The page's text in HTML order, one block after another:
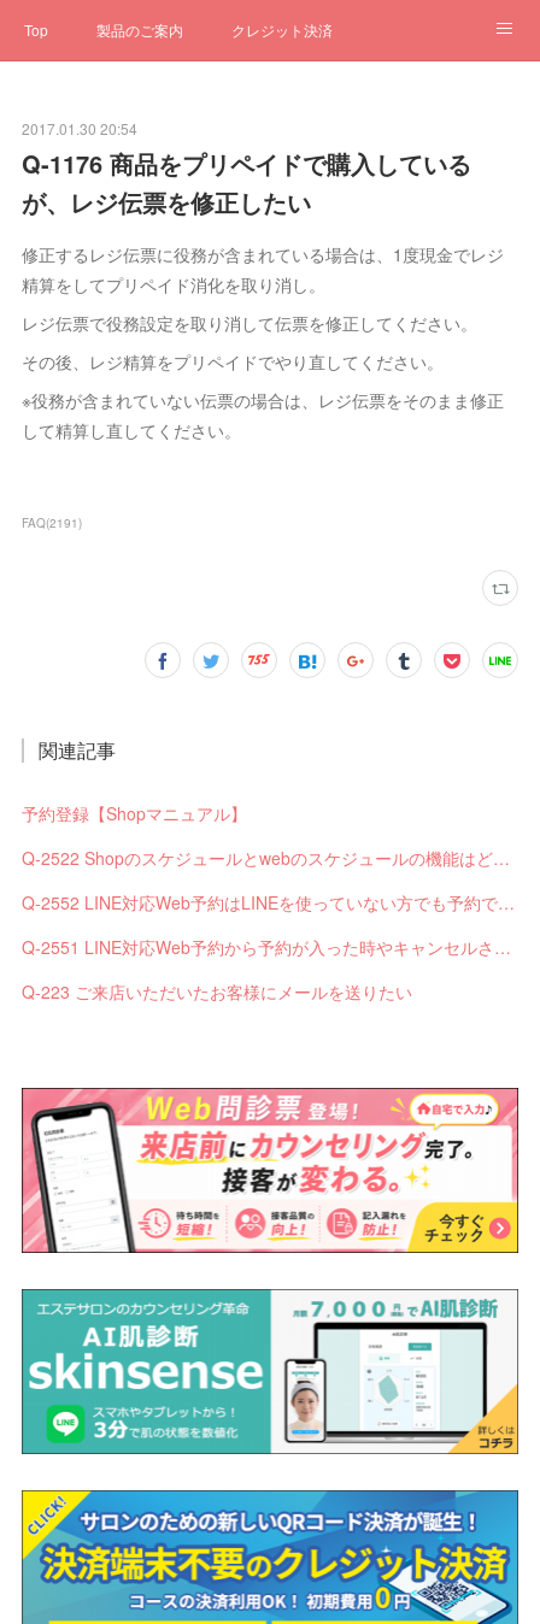
Top 製品のご案内 クレジット決済
ステータス
2017.01.30 20:54
Q-1176 商品をプリペイドで購入している
が、レジ伝票を修正したい
修正するレジ伝票に役務が含まれている場合は、1度現金でレジ
精算をしてプリペイド消化を取り消し。
レジ伝票で役務設定を取り消して伝票を修正してください。
その後、レジ精算をプリペイドでやり直してください。
※役務が含まれていない伝票の場合は、レジ伝票をそのまま修正
して精算し直してください。
FAQ(2191)
関連記事
予約登録【Shopマニュアル】
Q-2522 Shopのスケジュールとwebのスケジュールの機能はどう違いますか？
Q-2552 LINE対応Web予約はLINEを使っていない方でも予約できますか？
Q-2551 LINE対応Web予約から予約が入った時やキャンセルされた時、サロンやお客様へは通知されますか？
Q-223 ご来店いただいたお客様にメールを送りたい